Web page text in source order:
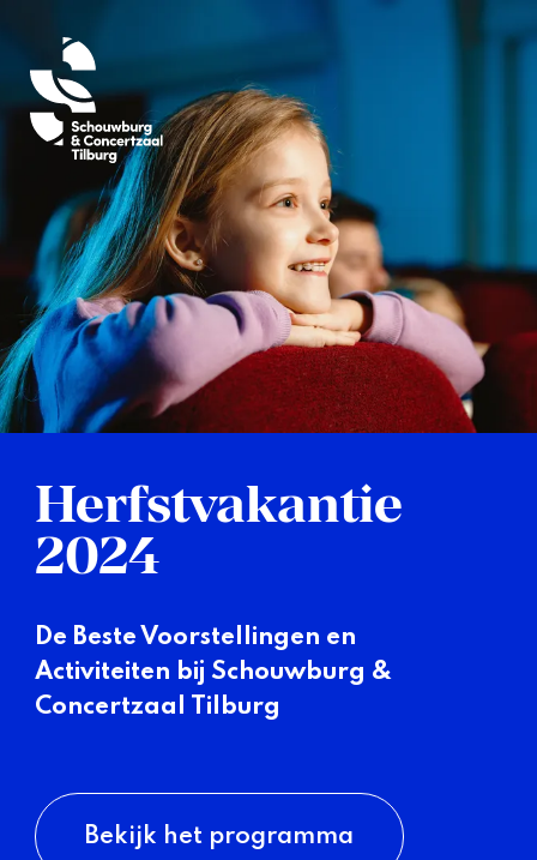
Herfstvakantie
2024
De Beste Voorstellingen en
Activiteiten bij Schouwburg &
Concertzaal Tilburg
Bekijk het programma